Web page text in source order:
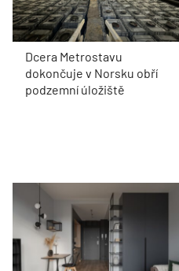
Dcera Metrostavu
dokončuje v Norsku obří
podzemní úložiště